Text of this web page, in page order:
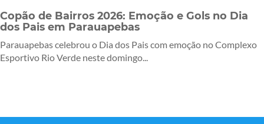
Copão de Bairros 2026: Emoção e Gols no Dia
dos Pais em Parauapebas
Parauapebas celebrou o Dia dos Pais com emoção no Complexo
Esportivo Rio Verde neste domingo...